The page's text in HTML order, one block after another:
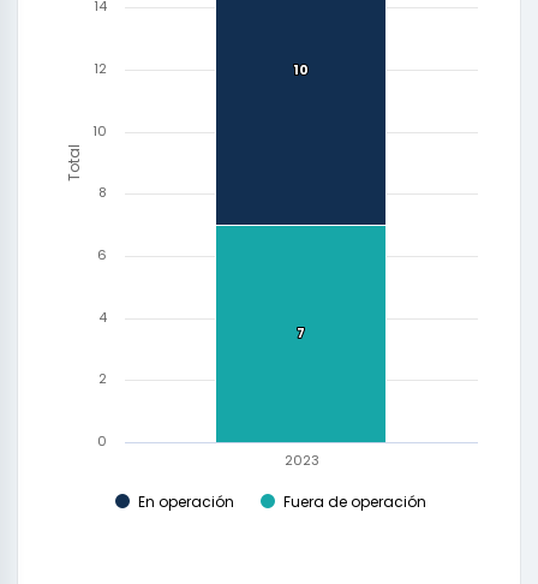
Total
10
10
7
7
En operación Fuera de operación
2023
0
2
4
6
8
10
12
14